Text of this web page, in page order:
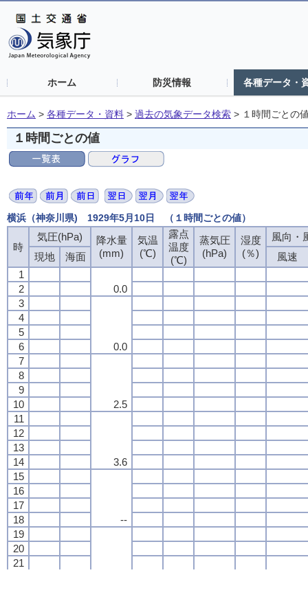
ホーム 防災情報 各種データ・
ホーム > 各種データ・資料 > 過去の気象データ検索 > １時間ごとの
１時間ごとの値
横浜（神奈川県) 1929年5月10日 （１時間ごとの値）
時
気圧(hPa)
降水量
(mm)
気温
(℃)
露点
温度
(℃)
蒸気圧
(hPa)
湿度
(％)
風向・
現地
海面
風速
1
0.0
2
3
0.0
4
5
6
7
2.5
8
9
10
11
3.6
12
13
14
15
--
16
17
18
19
20
21
時
気圧(hPa)
降水量
(mm)
気温
(℃)
露点
温度
(℃)
蒸気圧
(hPa)
湿度
(％)
風向・
現地
海面
風速
1
0.0
2
3
0.0
4
5
6
7
2.5
8
9
10
11
3.6
12
13
14
15
--
16
17
18
19
20
21
時
気圧(hPa)
降水量
(mm)
気温
(℃)
露点
温度
(℃)
蒸気圧
(hPa)
湿度
(％)
風向・
現地
海面
風速
1
0.0
2
3
0.0
4
5
6
7
2.5
8
9
10
11
3.6
12
13
14
15
--
16
17
18
19
20
21
時
気圧(hPa)
降水量
(mm)
気温
(℃)
露点
温度
(℃)
蒸気圧
(hPa)
湿度
(％)
風向・
現地
海面
風速
1
0.0
2
3
0.0
4
5
6
7
2.5
8
9
10
11
3.6
12
13
14
15
--
16
17
18
19
20
21